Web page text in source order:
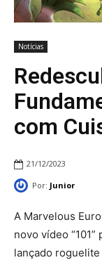
Notícias
com
21/12/2023
Por: Junior
A Marvelous
novo vídeo “101”
lançado